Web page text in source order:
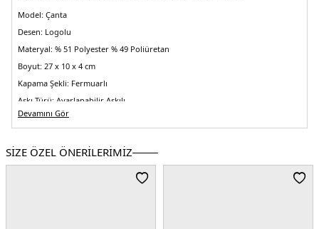
Model: Çanta
Desen: Logolu
Materyal: % 51 Polyester % 49 Poliüretan
Boyut: 27 x 10 x 4 cm
Kapama Şekli: Fermuarlı
Askı Türü: Ayarlanabilir Askılı
Menşei:Kamboçya
5DE2LV04F3170GFUP.25
Devamını Gör
SİZE ÖZEL ÖNERİLERİMİZ